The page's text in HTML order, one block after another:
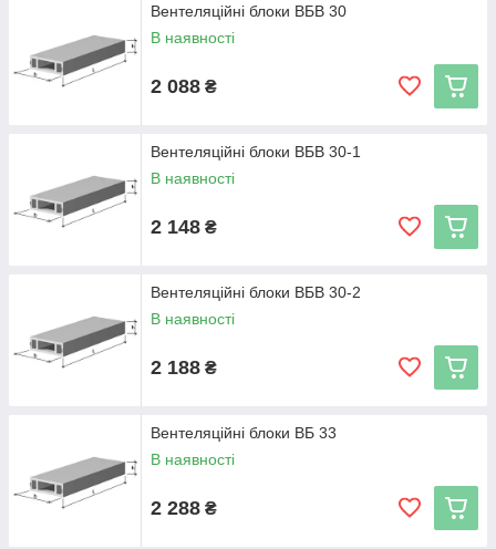
Вентеляційні блоки ВБВ 30
В наявності
2 088 ₴
Вентеляційні блоки ВБВ 30-1
В наявності
2 148 ₴
Вентеляційні блоки ВБВ 30-2
В наявності
2 188 ₴
Вентеляційні блоки ВБ 33
В наявності
2 288 ₴